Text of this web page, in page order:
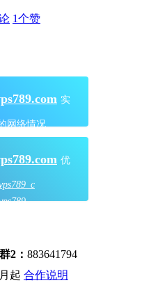
1个赞
实
网络情况
优
2： 883641794
起 合作说明